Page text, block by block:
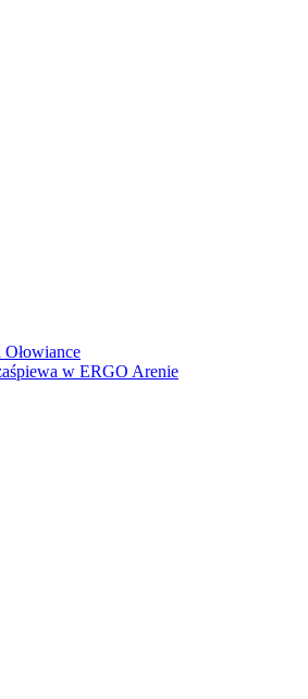
w ERGO Arenie